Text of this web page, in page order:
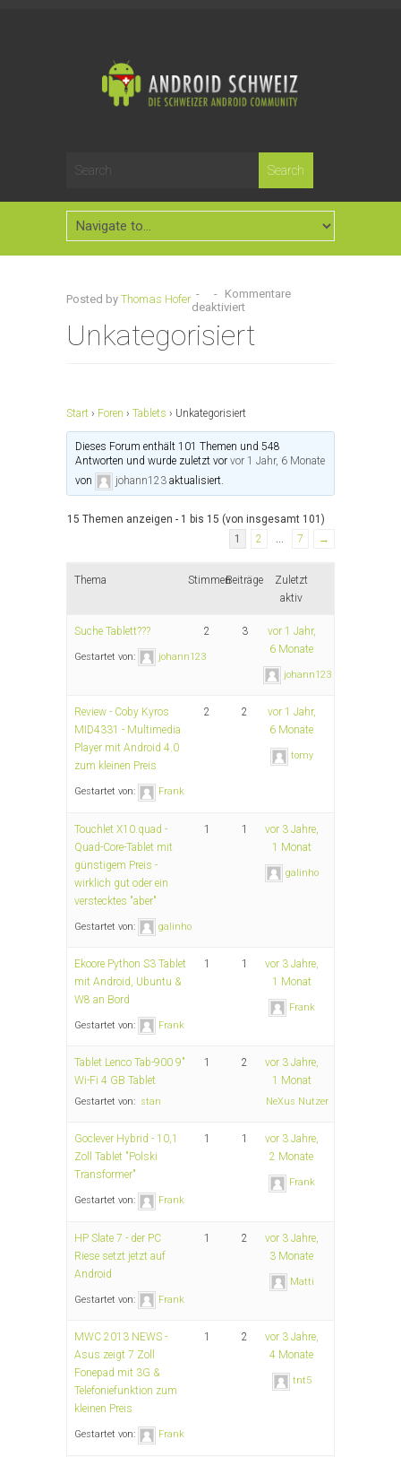
Posted by Thomas Hofer - - Kommentare
deaktiviert
Unkategorisiert
Start › Foren › Tablets › Unkategorisiert
Dieses Forum enthält 101 Themen und 548
Antworten und wurde zuletzt vorvor 1 Jahr, 6 Monate
von
johann123 aktualisiert.
15 Themen anzeigen - 1 bis 15 (von insgesamt 101)
1
2 7 →
Thema StimmenBeiträge
Zuletzt
aktiv
Suche Tablett???
Gestartet von: johann123
2 3
vor 1 Jahr,
6 Monate
johann123
Review - Coby Kyros
MID4331 - Multimedia
Player mit Android 4.0
zum kleinen Preis
Gestartet von: Frank
2 2
vor 1 Jahr,
6 Monate
tomy
Touchlet X10.quad -
Quad-Core-Tablet mit
günstigem Preis -
wirklich gut oder ein
verstecktes "aber"
Gestartet von: galinho
1 1
vor 3 Jahre,
1 Monat
galinho
Ekoore Python S3 Tablet
mit Android, Ubuntu &
W8 an Bord
Gestartet von: Frank
1 1
vor 3 Jahre,
1 Monat
Frank
Tablet Lenco Tab-900 9"
Wi-Fi 4 GB Tablet
Gestartet von: stan
1 2
vor 3 Jahre,
1 Monat
NeXus Nutzer
Goclever Hybrid - 10,1
Zoll Tablet "Polski
Transformer"
Gestartet von: Frank
1 1
vor 3 Jahre,
2 Monate
Frank
HP Slate 7 - der PC
Riese setzt jetzt auf
Android
Gestartet von: Frank
1 2
vor 3 Jahre,
3 Monate
Matti
MWC 2013 NEWS -
Asus zeigt 7 Zoll
Fonepad mit 3G &
Telefoniefunktion zum
kleinen Preis
Gestartet von: Frank
1 2
vor 3 Jahre,
4 Monate
tnt5